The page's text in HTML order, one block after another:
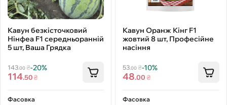
Кавун безкісточковий
Нінфеа F1 середньоранній
5 шт, Ваша Грядка
143.00₴-20%
114.50₴
Фасовка
Кавун Оранж Кінг F1
жовтий 8 шт, Професійне
насіння
53.00 ₴-10%
48.00₴
Фасовка